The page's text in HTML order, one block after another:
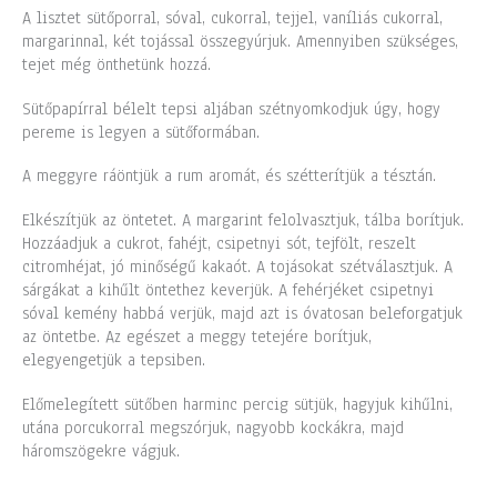
A lisztet sütőporral, sóval, cukorral, tejjel, vaníliás cukorral,
margarinnal, két tojással összegyúrjuk. Amennyiben szükséges,
tejet még önthetünk hozzá.
Sütőpapírral bélelt tepsi aljában szétnyomkodjuk úgy, hogy
pereme is legyen a sütőformában.
A meggyre ráöntjük a rum aromát, és szétterítjük a tésztán.
Elkészítjük az öntetet. A margarint felolvasztjuk, tálba borítjuk.
Hozzáadjuk a cukrot, fahéjt, csipetnyi sót, tejfölt, reszelt
citromhéjat, jó minőségű kakaót. A tojásokat szétválasztjuk. A
sárgákat a kihűlt öntethez keverjük. A fehérjéket csipetnyi
sóval kemény habbá verjük, majd azt is óvatosan beleforgatjuk
az öntetbe. Az egészet a meggy tetejére borítjuk,
elegyengetjük a tepsiben.
Előmelegített sütőben harminc percig sütjük, hagyjuk kihűlni,
utána porcukorral megszórjuk, nagyobb kockákra, majd
háromszögekre vágjuk.